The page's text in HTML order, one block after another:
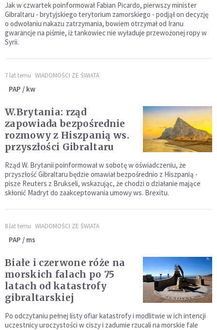
Jak w czwartek poinformował Fabian Picardo, pierwszy minister
Gibraltaru - brytyjskiego terytorium zamorskiego - podjął on decyzję
o odwołaniu nakazu zatrzymania, bowiem otrzymał od Iranu
gwarancje na piśmie, iż tankowiec nie wyładuje przewożonej ropy w
Syrii.
7 lat temu WIADOMOŚCI ZE ŚWIATA
PAP / kw
W.Brytania: rząd
zapowiada bezpośrednie
rozmowy z Hiszpanią ws.
przyszłości Gibraltaru
Rząd W. Brytanii poinformował w sobotę w oświadczeniu, że
przyszłość Gibraltaru będzie omawiał bezpośrednio z Hiszpanią -
pisze Reuters z Brukseli, wskazując, że chodzi o działanie mające
skłonić Madryt do zaakceptowania umowy ws. Brexitu.
8 lat temu WIADOMOŚCI ZE ŚWIATA
PAP / ms
Białe i czerwone róże na
morskich falach po 75
latach od katastrofy
gibraltarskiej
Po odczytaniu pełnej listy ofiar katastrofy i modlitwie w ich intencji
uczestnicy uroczystości w ciszy i zadumie rzucali na morskie fale